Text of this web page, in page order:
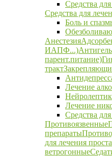
Средства
Средства для
Боль и
Анестезия
ИАПФ...)
парент.питание)
тракт
Лечение
Нейролептик
Лечение
Средства
Противоязвенные
препараты
для лечения
ветрогонные